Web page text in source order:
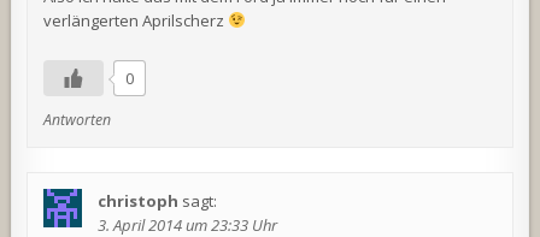
verlängerten Aprilscherz
0
Antworten
christoph sagt:
3. April 2014 um 23:33 Uhr